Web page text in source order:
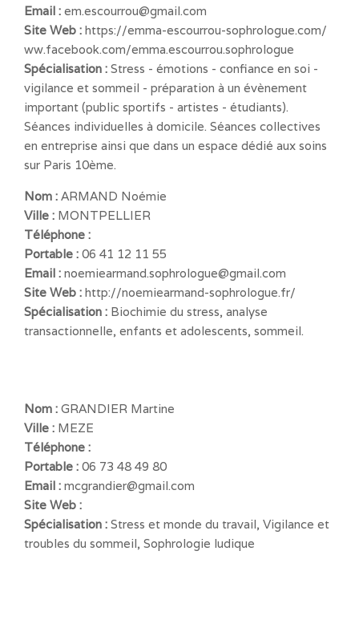
Email : em.escourrou@gmail.com
Site Web : https://emma-escourrou-sophrologue.com/
ww.facebook.com/emma.escourrou.sophrologue
Spécialisation : Stress - émotions - confiance en soi -
vigilance et sommeil - préparation à un évènement
important (public sportifs - artistes - étudiants).
Séances individuelles à domicile. Séances collectives
en entreprise ainsi que dans un espace dédié aux soins
sur Paris 10ème.
Nom : ARMAND Noémie
Ville : MONTPELLIER
Téléphone :
Portable : 06 41 12 11 55
Email : noemiearmand.sophrologue@gmail.com
Site Web : http://noemiearmand-sophrologue.fr/
Spécialisation : Biochimie du stress, analyse
transactionnelle, enfants et adolescents, sommeil.
Nom : GRANDIER Martine
Ville : MEZE
Téléphone :
Portable : 06 73 48 49 80
Email : mcgrandier@gmail.com
Site Web :
Spécialisation : Stress et monde du travail, Vigilance et
troubles du sommeil, Sophrologie ludique